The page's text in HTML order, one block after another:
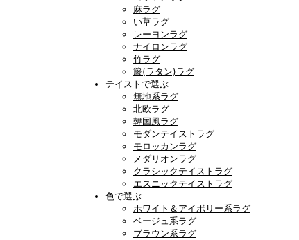
麻ラグ
い草ラグ
レーヨンラグ
ナイロンラグ
竹ラグ
籐(ラタン)ラグ
テイストで選ぶ
無地系ラグ
北欧ラグ
韓国風ラグ
モダンテイストラグ
モロッカンラグ
メダリオンラグ
クラシックテイストラグ
エスニックテイストラグ
色で選ぶ
ホワイト＆アイボリー系ラグ
ベージュ系ラグ
ブラウン系ラグ